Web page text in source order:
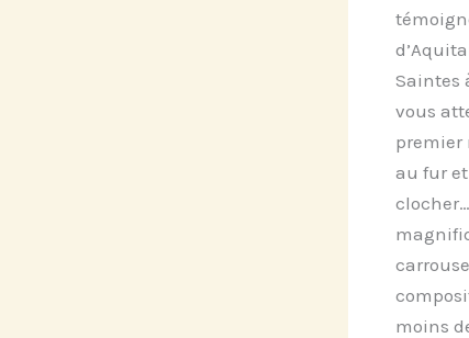
Saintes
vous
premier
au fur
moins